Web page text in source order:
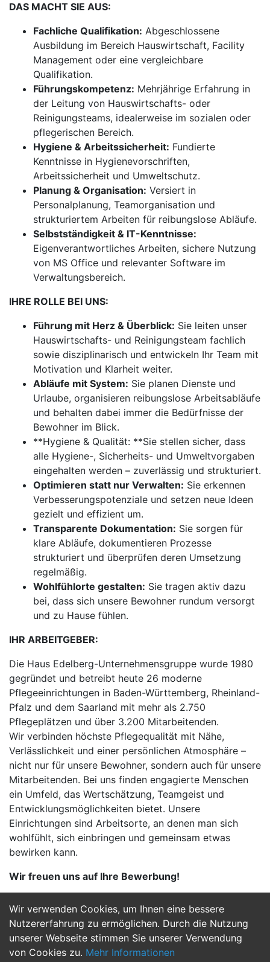
Wir verwenden Cookies, um Ihnen eine bessere
Nutzererfahrung zu ermöglichen. Durch die Nutzung
unserer Webseite stimmen Sie unserer Verwendung
von Cookies zu. Mehr Informationen
DAS MACHT SIE AUS:
Fachliche Qualifikation: Abgeschlossene
Ausbildung im Bereich Hauswirtschaft, Facility
Management oder eine vergleichbare
Qualifikation.
Führungskompetenz: Mehrjährige Erfahrung in
der Leitung von Hauswirtschafts- oder
Reinigungsteams, idealerweise im sozialen oder
pflegerischen Bereich.
Hygiene & Arbeitssicherheit: Fundierte
Kenntnisse in Hygienevorschriften,
Arbeitssicherheit und Umweltschutz.
Planung & Organisation: Versiert in
Personalplanung, Teamorganisation und
strukturiertem Arbeiten für reibungslose Abläufe.
Selbstständigkeit & IT-Kenntnisse:
Eigenverantwortliches Arbeiten, sichere Nutzung
von MS Office und relevanter Software im
Verwaltungsbereich.
IHRE ROLLE BEI UNS:
Führung mit Herz & Überblick: Sie leiten unser
Hauswirtschafts- und Reinigungsteam fachlich
sowie disziplinarisch und entwickeln Ihr Team mit
Motivation und Klarheit weiter.
Abläufe mit System: Sie planen Dienste und
Urlaube, organisieren reibungslose Arbeitsabläufe
und behalten dabei immer die Bedürfnisse der
Bewohner im Blick.
**Hygiene & Qualität: **Sie stellen sicher, dass
alle Hygiene-, Sicherheits- und Umweltvorgaben
eingehalten werden – zuverlässig und strukturiert.
Optimieren statt nur Verwalten: Sie erkennen
Verbesserungspotenziale und setzen neue Ideen
gezielt und effizient um.
Transparente Dokumentation: Sie sorgen für
klare Abläufe, dokumentieren Prozesse
strukturiert und überprüfen deren Umsetzung
regelmäßig.
Wohlfühlorte gestalten: Sie tragen aktiv dazu
bei, dass sich unsere Bewohner rundum versorgt
und zu Hause fühlen.
IHR ARBEITGEBER:
Die Haus Edelberg-Unternehmensgruppe wurde 1980
gegründet und betreibt heute 26 moderne
Pflegeeinrichtungen in Baden-Württemberg, Rheinland-
Pfalz und dem Saarland mit mehr als 2.750
Pflegeplätzen und über 3.200 Mitarbeitenden.
Wir verbinden höchste Pflegequalität mit Nähe,
Verlässlichkeit und einer persönlichen Atmosphäre –
nicht nur für unsere Bewohner, sondern auch für unsere
Mitarbeitenden. Bei uns finden engagierte Menschen
ein Umfeld, das Wertschätzung, Teamgeist und
Entwicklungsmöglichkeiten bietet. Unsere
Einrichtungen sind Arbeitsorte, an denen man sich
wohlfühlt, sich einbringen und gemeinsam etwas
bewirken kann.
Wir freuen uns auf Ihre Bewerbung!
Jetzt Bewerben